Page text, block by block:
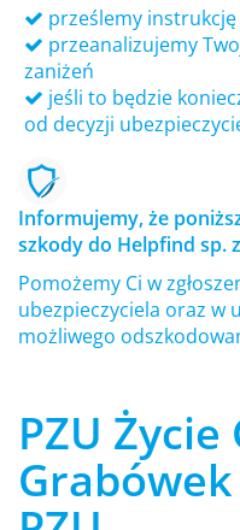
prześlemy instrukcję
przeanalizujemy
zaniżeń
jeśli to będzie
od decyzji
Informujemy, że
szkody do Helpfind sp.
Pomożemy Ci w
ubezpieczyciela oraz w
możliwego
PZU Życie